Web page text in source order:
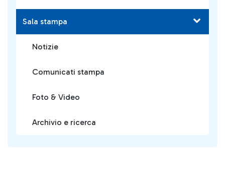
Sala stampa
Notizie
Comunicati stampa
Foto & Video
Archivio e ricerca